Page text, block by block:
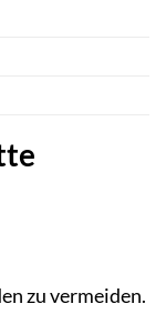
zu vermeiden.